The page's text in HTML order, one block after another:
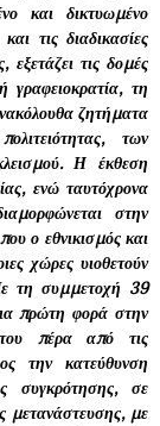
και δικτυωμένο
τις διαδικασίες
εξετάζει τις δομές
γραφειοκρατία, τη
ζητήματα
των
Η έκθεση
ενώ ταυτόχρονα
στην
ο εθνικισμός και
χώρες υιοθετούν
τη συμμετοχή 39
πρώτη φορά στην
πέρα από τις
την κατεύθυνση
συγκρότησης, σε
μετανάστευσης, με